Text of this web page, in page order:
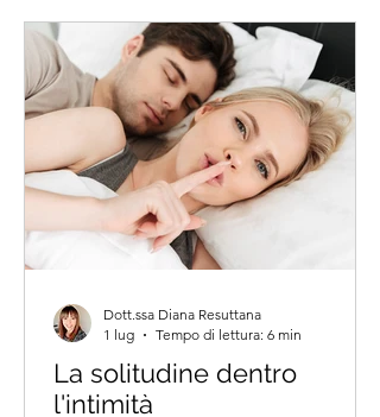
sempre più rapporti finiscono non
necessariamente per mancanza
d’amore, ma per una crescente
difficoltà nel vivere la realtà quotidiana
della coppia. Dietro questo
cambiamento non ci sono soltanto
proble
La solitudine dentro
l'intimità
Dott.ssa Diana Resuttana
1 lug
Tempo di lettura: 6 min